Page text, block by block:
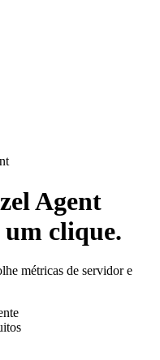
Agent
um clique.
métricas de servidor e